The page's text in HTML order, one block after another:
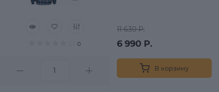
0
11 630 Р.
6 990 Р.
В корзину